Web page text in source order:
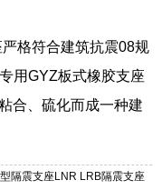
格符合建筑抗震08规
用GYZ板式橡胶支座
合、硫化而成一种建
隔震支座LNR LRB隔震支座